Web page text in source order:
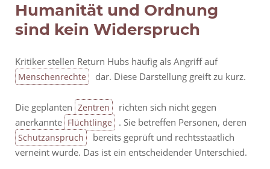
Humanität und Ordnung
sind kein Widerspruch
Kritiker stellen Return Hubs häufig als Angriff auf
Menschenrechte dar. Diese Darstellung greift zu kurz.
Die geplanten Zentren
richten sich nicht gegen
anerkannte Flüchtlinge . Sie betreffen Personen, deren
Schutzanspruch
bereits geprüft und rechtsstaatlich
verneint wurde. Das ist ein entscheidender Unterschied.